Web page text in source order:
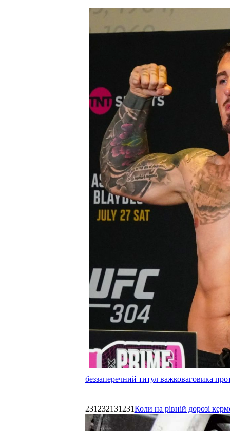
беззаперечний титул важковаговика
231232131231Коли на рівній дорозі